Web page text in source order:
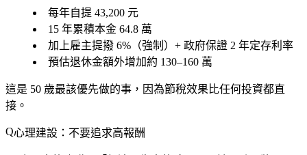
每年自提 43,200 元
15 年累積本金 64.8 萬
加上雇主提撥 6%（強制）+ 政府保證 2 年定存利率
預估退休金額外增加約 130–160 萬
這是 50 歲最該優先做的事 ，因為節稅效果比任何投資都直
接。
心理建設：不要追求高報酬